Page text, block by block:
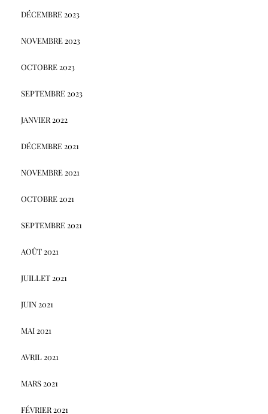
DÉCEMBRE 2023
NOVEMBRE 2023
OCTOBRE 2023
SEPTEMBRE 2023
JANVIER 2022
DÉCEMBRE 2021
NOVEMBRE 2021
OCTOBRE 2021
SEPTEMBRE 2021
AOÛT 2021
JUILLET 2021
JUIN 2021
MAI 2021
AVRIL 2021
MARS 2021
FÉVRIER 2021